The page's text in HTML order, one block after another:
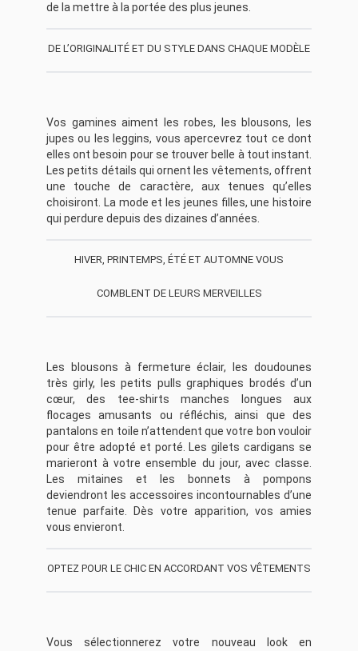
de la mettre à la portée des plus jeunes.
DE L’ORIGINALITÉ ET DU STYLE DANS CHAQUE MODÈLE
Vos gamines aiment les robes, les blousons, les
jupes ou les leggins, vous apercevrez tout ce dont
elles ont besoin pour se trouver belle à tout instant.
Les petits détails qui ornent les vêtements, offrent
une touche de caractère, aux tenues qu’elles
choisiront. La mode et les jeunes filles, une histoire
qui perdure depuis des dizaines d’années.
HIVER, PRINTEMPS, ÉTÉ ET AUTOMNE VOUS
COMBLENT DE LEURS MERVEILLES
Les blousons à fermeture éclair, les doudounes
très girly, les petits pulls graphiques brodés d’un
cœur, des tee-shirts manches longues aux
flocages amusants ou réfléchis, ainsi que des
pantalons en toile n’attendent que votre bon vouloir
pour être adopté et porté. Les gilets cardigans se
marieront à votre ensemble du jour, avec classe.
Les mitaines et les bonnets à pompons
deviendront les accessoires incontournables d’une
tenue parfaite. Dès votre apparition, vos amies
vous envieront.
OPTEZ POUR LE CHIC EN ACCORDANT VOS VÊTEMENTS
Vous sélectionnerez votre nouveau look en